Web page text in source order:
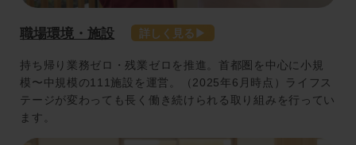
職場環境・施設
持ち帰り業務ゼロ・残業ゼロを推進。首都圏を中心に小規
模〜中規模の111施設を運営。（2025年6月時点）ライフス
テージが変わっても長く働き続けられる取り組みを行ってい
ます。